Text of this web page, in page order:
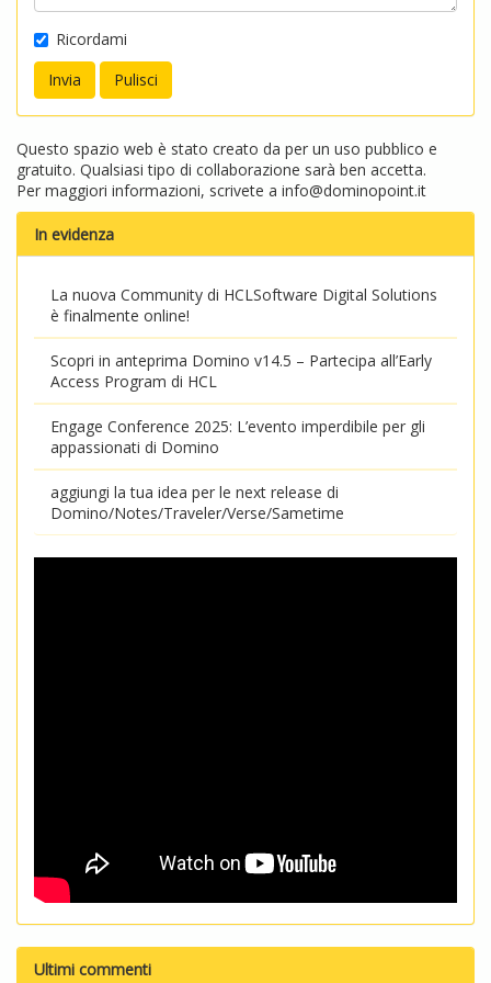
Ricordami
Questo spazio web è stato creato da per un uso pubblico e
gratuito. Qualsiasi tipo di collaborazione sarà ben accetta.
Per maggiori informazioni, scrivete a info@dominopoint.it
In evidenza
La nuova Community di HCLSoftware Digital Solutions
è finalmente online!
Scopri in anteprima Domino v14.5 – Partecipa all’Early
Access Program di HCL
Engage Conference 2025: L’evento imperdibile per gli
appassionati di Domino
aggiungi la tua idea per le next release di
Domino/Notes/Traveler/Verse/Sametime
Ultimi commenti